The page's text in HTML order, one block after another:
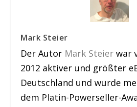
Mark Steier
Der Autor Mark Steier war
2012 aktiver und größter
Deutschland und wurde
dem Platin-Powerseller-